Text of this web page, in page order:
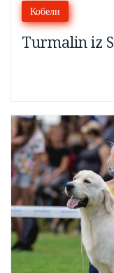
Кобели
Turmalin iz